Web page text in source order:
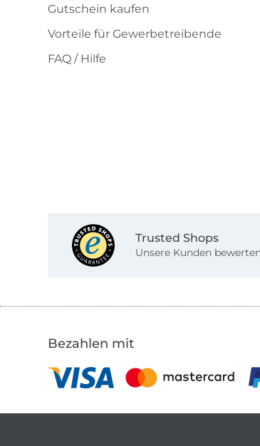
Gutschein kaufen
Vorteile für Gewerbetreibende
FAQ / Hilfe
Trusted Shops
Unsere Kunden
Bezahlen mit